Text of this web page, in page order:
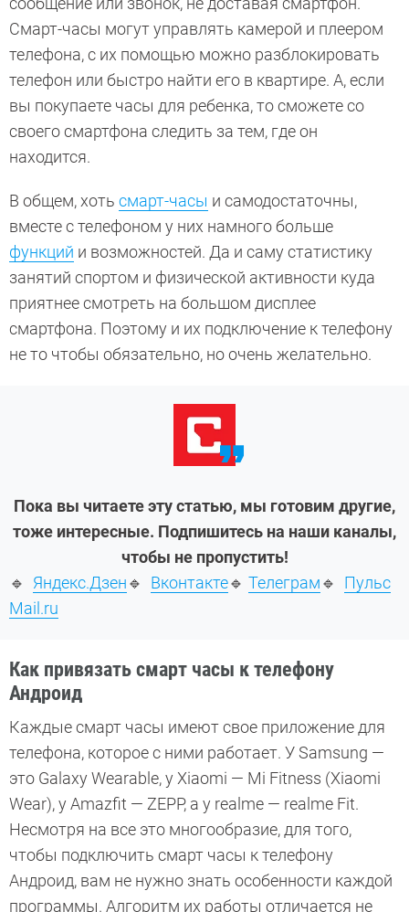
Смарт-часы могут управлять камерой и плеером
телефона, с их помощью можно разблокировать
телефон или быстро найти его в квартире. А, если
вы покупаете часы для ребенка, то сможете со
своего смартфона следить за тем, где он
находится.
В общем, хоть смарт-часы и самодостаточны,
вместе с телефоном у них намного больше
функций и возможностей. Да и саму статистику
занятий спортом и физической активности куда
приятнее смотреть на большом дисплее
смартфона. Поэтому и их подключение к телефону
не то чтобы обязательно, но очень желательно.
Пока вы читаете эту статью, мы готовим другие,
тоже интересные. Подпишитесь на наши каналы,
чтобы не пропустить!
🔹 Яндекс.Дзен🔹 Вконтакте🔹 Телеграм🔹 Пульс
Mail.ru
Как привязать смарт часы к телефону
Андроид
Каждые смарт часы имеют свое приложение для
телефона, которое с ними работает. У Samsung —
это Galaxy Wearable, у Xiaomi — Mi Fitness (Xiaomi
Wear), у Amazfit — ZEPP, а у realme — realme Fit.
Несмотря на все это многообразие, для того,
чтобы подключить смарт часы к телефону
Андроид, вам не нужно знать особенности каждой
программы. Алгоритм их работы отличается не